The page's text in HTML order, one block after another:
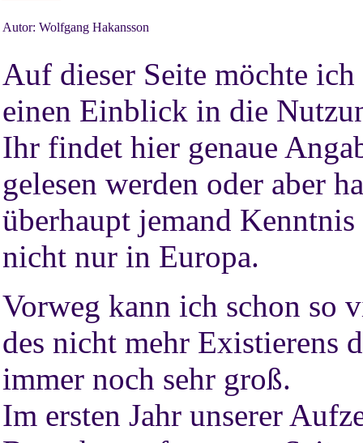
Autor: Wolfgang Hakansson
Auf dieser Seite möchte
einen Einblick in die
Ihr findet hier genaue
gelesen werden oder aber
überhaupt jemand
nicht nur in Europa.
Vorweg kann ich schon so
des nicht mehr Existierens
immer noch sehr groß.
Im ersten Jahr unserer